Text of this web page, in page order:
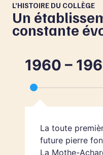
L’HISTOIRE DU COLLÈGE
Un
constante
1960 –
La toute
future pierre
La Mothe-